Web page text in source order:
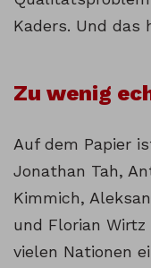
Kaders. Und das
Zu wenig
Auf dem Papier
Jonathan Tah,
Kimmich,
und Florian
vielen Nationen